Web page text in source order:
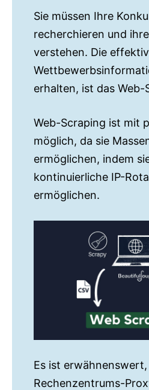
Sie müssen Ihre
recherchieren und
verstehen. Die
erhalten, ist das Web-
Web-Scraping ist mit
möglich, da sie
ermöglichen, indem
kontinuierliche IP-
ermöglichen.
Es ist erwähnenswert,
Rechenzentrums-